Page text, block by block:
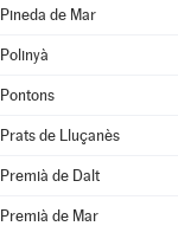
Pineda de Mar
Polinyà
Pontons
Prats de Lluçanès
Premià de Dalt
Premià de Mar